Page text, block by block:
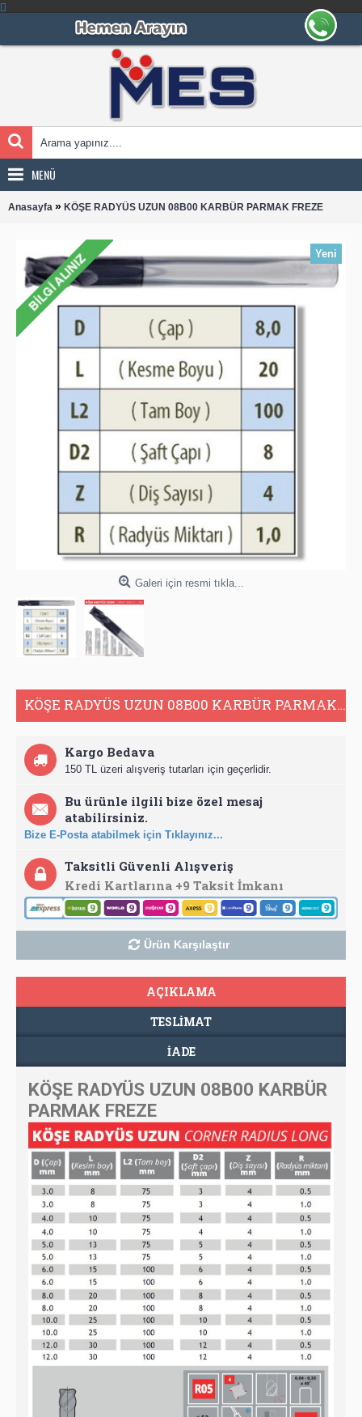
MENÜ
Anasayfa » KÖŞE RADYÜS UZUN 08B00 KARBÜR PARMAK FREZE
Yeni
Galeri için resmi tıkla...
KÖŞE RADYÜS UZUN 08B00 KARBÜR PARMAK FREZE
Kargo Bedava
150 TL üzeri alışveriş tutarları için geçerlidir.
Bu ürünle ilgili bize özel mesaj
atabilirsiniz.
Bize E-Posta atabilmek için Tıklayınız...
Taksitli Güvenli Alışveriş
Kredi Kartlarına +9 Taksit İmkanı
Ürün Karşılaştır
AÇIKLAMA
TESLIMAT
İADE
KÖŞE RADYÜS UZUN 08B00 KARBÜR
PARMAK FREZE